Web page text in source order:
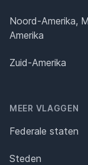
Noord-Amerika,
Amerika
Zuid-Amerika
MEER VLAGGEN
Federale staten
Steden